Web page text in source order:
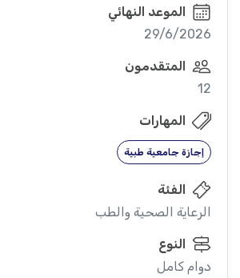
الموعد النهائي
29/6/2026
المتقدمون
12
المهارات
إجازة جامعية طبية
الفئة
الرعاية الصحية والطب
النوع
دوام كامل